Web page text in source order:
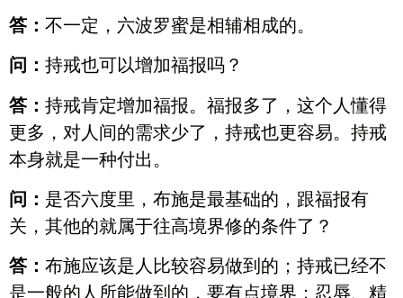
答： 不一定，六波罗蜜是相辅相成的。
问： 持戒也可以增加福报吗？
答： 持戒肯定增加福报。福报多了，这个人懂得
更多，对人间的需求少了，持戒也更容易。持戒
本身就是一种付出。
问： 是否六度里，布施是最基础的，跟福报有
关，其他的就属于往高境界修的条件了？
答： 布施应该是人比较容易做到的；持戒已经不
是一般的人所能做到的，要有点境界；忍辱、精